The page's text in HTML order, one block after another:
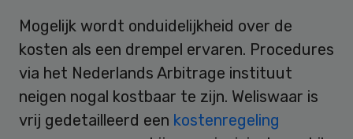
Mogelijk wordt onduidelijkheid over de
kosten als een drempel ervaren. Procedures
via het Nederlands Arbitrage instituut
neigen nogal kostbaar te zijn. Weliswaar is
vrij gedetailleerd een kostenregeling